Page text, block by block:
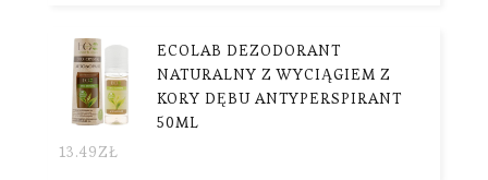
ECOLAB DEZODORANT
NATURALNY Z WYCIĄGIEM Z
KORY DĘBU ANTYPERSPIRANT
50ML
13.49ZŁ